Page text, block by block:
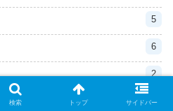
5
6
2
4
検索 トップ サイドバー